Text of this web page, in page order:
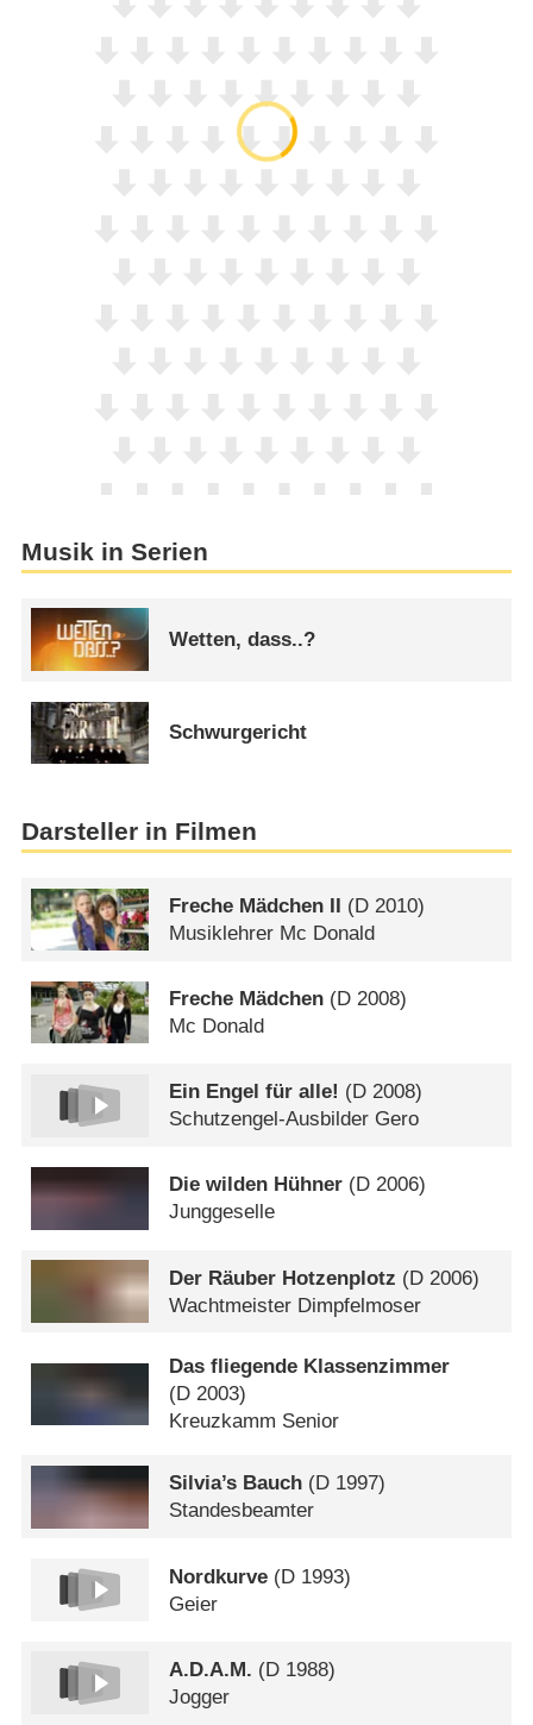
Musik in Serien
Wetten, dass..?
Schwurgericht
Darsteller in Filmen
Freche Mädchen II (D 2010)
Musiklehrer Mc Donald
Freche Mädchen (D 2008)
Mc Donald
Ein Engel für alle! (D 2008)
Schutzengel-Ausbilder Gero
Die wilden Hühner (D 2006)
Junggeselle
Der Räuber Hotzenplotz (D 2006)
Wachtmeister Dimpfelmoser
Das fliegende Klassenzimmer
(D 2003)
Kreuzkamm Senior
Silvia’s Bauch (D 1997)
Standesbeamter
Nordkurve (D 1993)
Geier
A.D.A.M. (D 1988)
Jogger